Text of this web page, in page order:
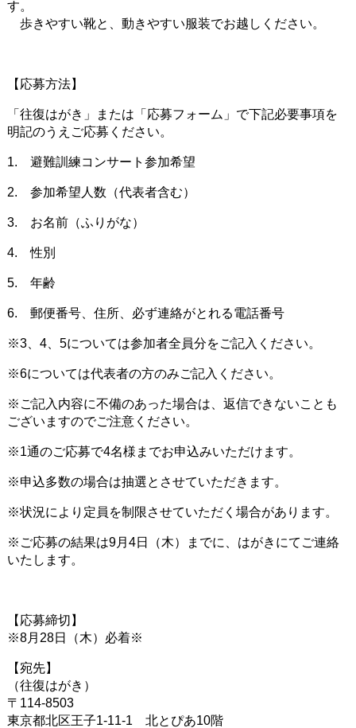
す。
歩きやすい靴と、動きやすい服装でお越しください。
【応募方法】
「往復はがき」または「応募フォーム」で下記必要事項を
明記のうえご応募ください。
1. 避難訓練コンサート参加希望
2. 参加希望人数（代表者含む）
3. お名前（ふりがな）
4. 性別
5. 年齢
6. 郵便番号、住所、必ず連絡がとれる電話番号
※3、4、5については参加者全員分をご記入ください。
※6については代表者の方のみご記入ください。
※ご記入内容に不備のあった場合は、返信できないことも
ございますのでご注意ください。
※1通のご応募で4名様までお申込みいただけます。
※申込多数の場合は抽選とさせていただきます。
※状況により定員を制限させていただく場合があります。
※ご応募の結果は9月4日（木）までに、はがきにてご連絡
いたします。
【応募締切】
※8月28日（木）必着※
【宛先】
（往復はがき）
〒114-8503
東京都北区王子1-11-1 北とぴあ10階